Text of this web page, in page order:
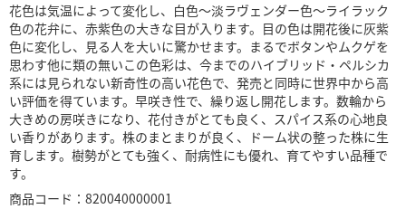
花色は気温によって変化し、白色〜淡ラヴェンダー色〜ライラック
色の花弁に、赤紫色の大きな目が入ります。目の色は開花後に灰紫
色に変化し、見る人を大いに驚かせます。まるでボタンやムクゲを
思わす他に類の無いこの色彩は、今までのハイブリッド・ペルシカ
系には見られない新奇性の高い花色で、発売と同時に世界中から高
い評価を得ています。早咲き性で、繰り返し開花します。数輪から
大きめの房咲きになり、花付きがとても良く、スパイス系の心地良
い香りがあります。株のまとまりが良く、ドーム状の整った株に生
育します。樹勢がとても強く、耐病性にも優れ、育てやすい品種で
す。
商品コード：820040000001